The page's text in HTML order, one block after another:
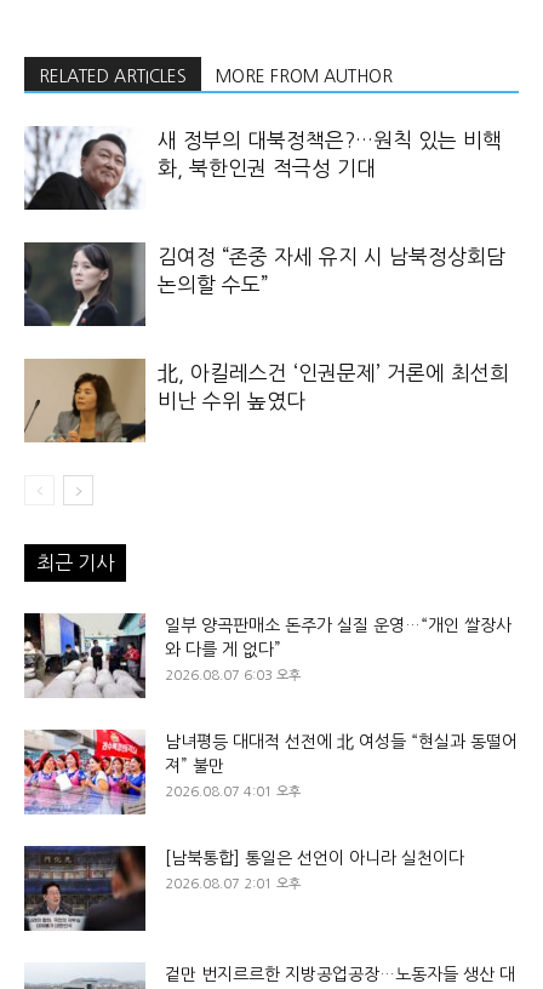
RELATED ARTICLES MORE FROM AUTHOR
새 정부의 대북정책은?…원칙 있는 비핵
화, 북한인권 적극성 기대
김여정 “존중 자세 유지 시 남북정상회담
논의할 수도”
北, 아킬레스건 ‘인권문제’ 거론에 최선희
비난 수위 높였다
최근 기사
일부 양곡판매소 돈주가 실질 운영…“개인 쌀장사
와 다를 게 없다”
2026.08.07 6:03 오후
남녀평등 대대적 선전에 北 여성들 “현실과 동떨어
져” 불만
2026.08.07 4:01 오후
[남북통합] 통일은 선언이 아니라 실천이다
2026.08.07 2:01 오후
겉만 번지르르한 지방공업공장…노동자들 생산 대